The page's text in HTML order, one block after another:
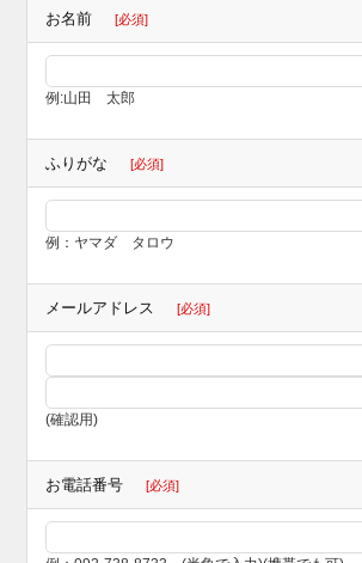
お名前 [必須]
例:山田 太郎
ふりがな [必須]
例：ヤマダ タロウ
メールアドレス [必須]
(確認用)
お電話番号 [必須]